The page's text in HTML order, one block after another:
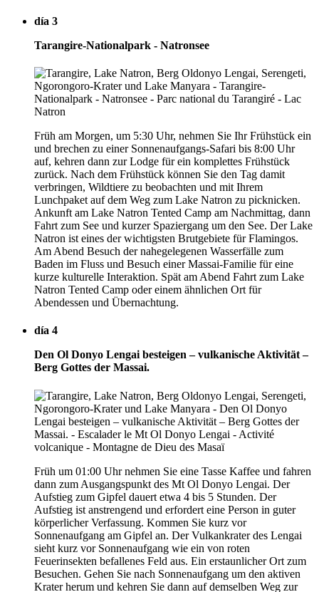
día 3
Tarangire-Nationalpark - Natronsee
Früh am Morgen, um 5:30 Uhr, nehmen Sie Ihr Frühstück ein
und brechen zu einer Sonnenaufgangs-Safari bis 8:00 Uhr
auf, kehren dann zur Lodge für ein komplettes Frühstück
zurück. Nach dem Frühstück können Sie den Tag damit
verbringen, Wildtiere zu beobachten und mit Ihrem
Lunchpaket auf dem Weg zum Lake Natron zu picknicken.
Ankunft am Lake Natron Tented Camp am Nachmittag, dann
Fahrt zum See und kurzer Spaziergang um den See. Der Lake
Natron ist eines der wichtigsten Brutgebiete für Flamingos.
Am Abend Besuch der nahegelegenen Wasserfälle zum
Baden im Fluss und Besuch einer Massai-Familie für eine
kurze kulturelle Interaktion. Spät am Abend Fahrt zum Lake
Natron Tented Camp oder einem ähnlichen Ort für
Abendessen und Übernachtung.
día 4
Den Ol Donyo Lengai besteigen – vulkanische Aktivität –
Berg Gottes der Massai.
Früh um 01:00 Uhr nehmen Sie eine Tasse Kaffee und fahren
dann zum Ausgangspunkt des Mt Ol Donyo Lengai. Der
Aufstieg zum Gipfel dauert etwa 4 bis 5 Stunden. Der
Aufstieg ist anstrengend und erfordert eine Person in guter
körperlicher Verfassung. Kommen Sie kurz vor
Sonnenaufgang am Gipfel an. Der Vulkankrater des Lengai
sieht kurz vor Sonnenaufgang wie ein von roten
Feuerinsekten befallenes Feld aus. Ein erstaunlicher Ort zum
Besuchen. Gehen Sie nach Sonnenaufgang um den aktiven
Krater herum und kehren Sie dann auf demselben Weg zur